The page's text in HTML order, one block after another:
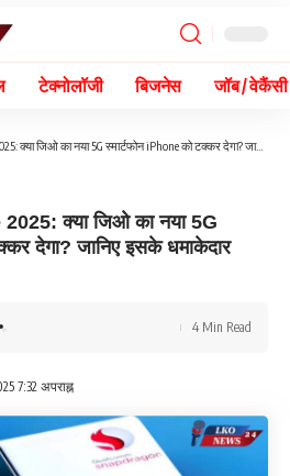
टेक्नोलॉजी बिजनेस जॉब / वेकैंसी
जिओ का नया 5G स्मार्टफोन iPhone को टक्कर देगा? जानिए इसके धमाकेदार फीचर्स!
क्या जिओ का नया 5G
देगा? जानिए इसके धमाकेदार
7:32 अपराह्न
4 Min Read